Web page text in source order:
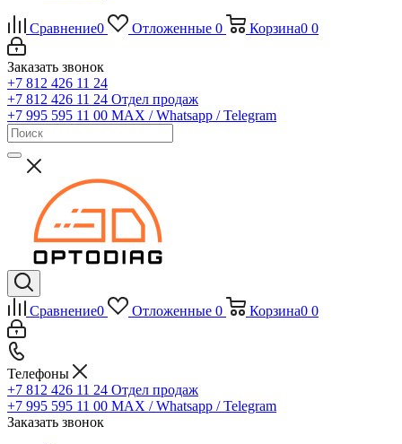
Сравнение0 Отложенные 0 Корзина0 0
Заказать звонок
+7 812 426 11 24
+7 812 426 11 24 Отдел продаж
+7 995 595 11 00 MAX / Whatsapp / Telegram
Сравнение0 Отложенные 0 Корзина0 0
Телефоны
+7 812 426 11 24 Отдел продаж
+7 995 595 11 00 MAX / Whatsapp / Telegram
Заказать звонок